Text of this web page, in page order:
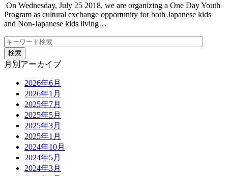
On Wednesday, July 25 2018, we are organizing a One Day Youth
Program as cultural exchange opportunity for both Japanese kids
and Non-Japanese kids living…
月別アーカイブ
2026年6月
2026年1月
2025年7月
2025年5月
2025年3月
2025年1月
2024年10月
2024年5月
2024年3月